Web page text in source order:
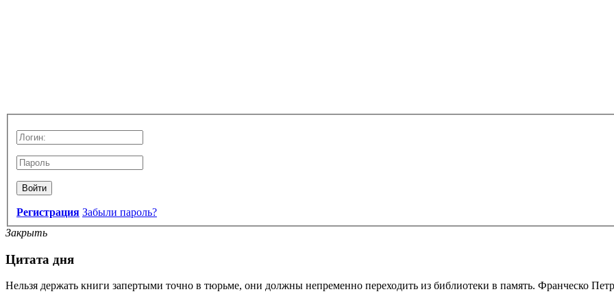
Войти
Регистрация Забыли пароль?
Закрыть
Цитата дня
Нельзя держать книги запертыми точно в тюрьме, они должны непременно переходить из библиотеки в память. Франческо